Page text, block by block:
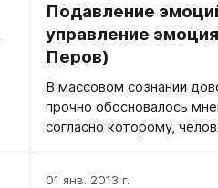
Подавление
управление
Перов)
В массовом сознании
прочно обосновалось
согласно которому,
01 янв. 2013 г.